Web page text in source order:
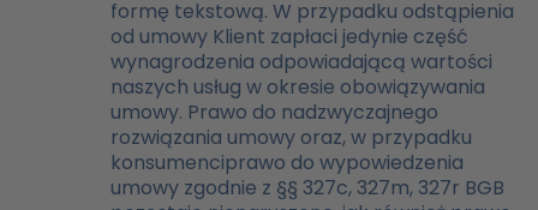
formę tekstową. W przypadku odstąpienia
od umowy Klient zapłaci jedynie część
wynagrodzenia odpowiadającą wartości
naszych usług w okresie obowiązywania
umowy. Prawo do nadzwyczajnego
rozwiązania umowy oraz, w przypadku
konsumenciprawo do wypowiedzenia
umowy zgodnie z §§ 327c, 327m, 327r BGB